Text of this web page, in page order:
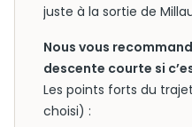
juste à la sortie de
Nous vous
descente courte si
Les points forts du
choisi) :